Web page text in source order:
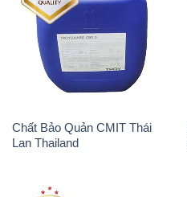
Chất Bảo Quản CMIT Thái
Lan Thailand